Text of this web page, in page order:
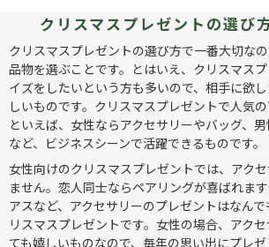
クリスマスプレゼントの選び
クリスマスプレゼントの選び方で一番大切な
品物を選ぶことです。とはいえ、クリスマス
イズをしたいという方も多いので、相手に欲
しいものです。クリスマスプレゼントで人気
といえば、女性ならアクセサリーやバッグ、
など、ビジネスシーンで活躍できるものです。
女性向けのクリスマスプレゼントでは、アク
ません。恋人同士ならペアリングが喜ばれま
アスなど、アクセサリーのプレゼントはなん
リスマスプレゼントです。女性の場合、アク
ても嬉しいものなので、毎年の思い出にプレ